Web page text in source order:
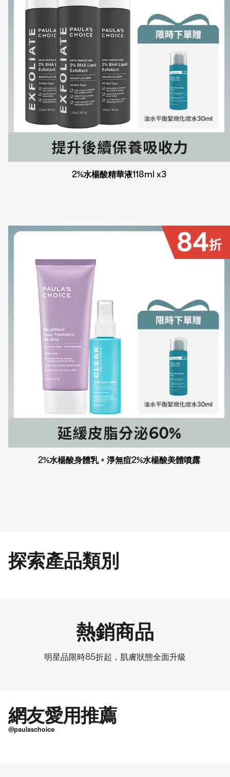
2%水楊酸精華液118ml x3
2%水楊酸身體乳 + 淨無痘2%水楊酸美體噴露
探索產品類別
熱銷商品
明星品限時85折起，肌膚狀態全面升級
網友愛用推薦
@paulaschoice